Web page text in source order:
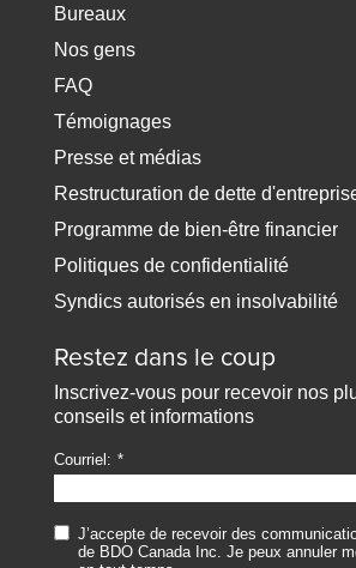
Bureaux
Nos gens
FAQ
Témoignages
Presse et médias
Restructuration de dette
Programme de bien-être financier
Politiques de confidentialité
Syndics autorisés en insolvabilité
Restez dans le coup
Inscrivez-vous pour recevoir nos
conseils et informations
Courriel:
J’accepte de recevoir des
de BDO Canada Inc. Je peux annuler